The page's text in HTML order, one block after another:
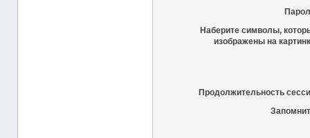
Наберите символы,
изображены на
Продолжительность